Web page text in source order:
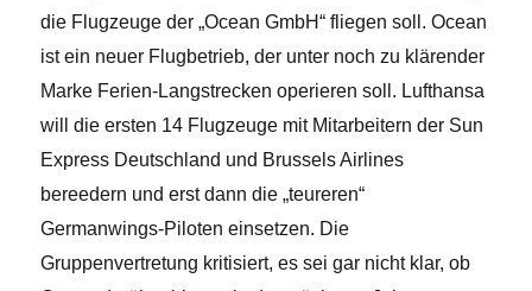
die Flugzeuge der „Ocean GmbH“ fliegen soll. Ocean
ist ein neuer Flugbetrieb, der unter noch zu klärender
Marke Ferien-Langstrecken operieren soll. Lufthansa
will dieersten 14 Flugzeuge mit Mitarbeitern der Sun
Express Deutschland und Brussels Airlines
bereedern und erst dann die „teureren“
Germanwings-Piloten einsetzen. Die
Gruppenvertretung kritisiert, es sei gar nicht klar, ob